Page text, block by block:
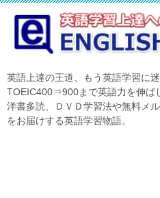
英語上達の王道、もう英語学習に
TOEIC400⇒900まで英語力を伸ば
洋書多読、ＤＶＤ学習法や無料メ
をお届けする英語学習物語。